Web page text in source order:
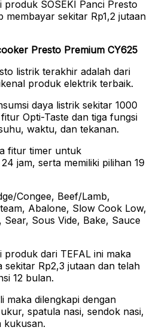
produk SOSEKI Panci Presto
membayar sekitar Rp1,2 jutaan
Presto Premium CY625
listrik terakhir adalah dari
produk elektrik terbaik.
daya listrik sekitar 1000
Opti-Taste dan tiga fungsi
waktu, dan tekanan.
fitur timer untuk
jam, serta memiliki pilihan 19
Congee, Beef/Lamb,
Abalone, Slow Cook Low,
Sous Vide, Bake, Sauce
produk dari TEFAL ini maka
sekitar Rp2,3 jutaan dan telah
12 bulan.
maka dilengkapi dengan
spatula nasi, sendok nasi,
kukusan.